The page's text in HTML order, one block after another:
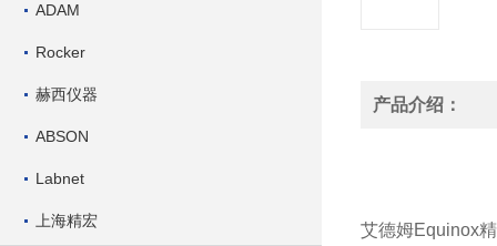
ADAM
Rocker
赫西仪器
ABSON
Labnet
上海精宏
产品介绍：
艾德姆Equinox